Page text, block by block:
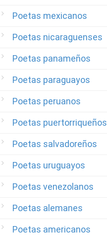
Poetas mexicanos
Poetas nicaraguenses
Poetas panameños
Poetas paraguayos
Poetas peruanos
Poetas puertorriqueños
Poetas salvadoreños
Poetas uruguayos
Poetas venezolanos
Poetas alemanes
Poetas americanos